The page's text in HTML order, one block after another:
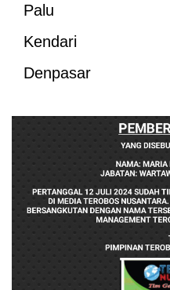
Palu
Kendari
Denpasar